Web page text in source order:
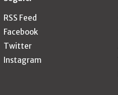
RSS Feed
Facebook
Twitter
Instagram